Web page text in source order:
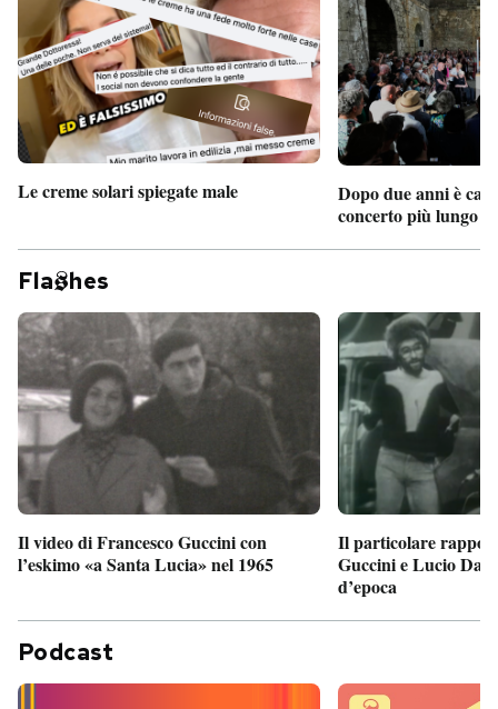
Le creme solari spiegate male
Dopo due anni è
concerto più lungo
Fla hes
Il video di Francesco Guccini con
l’eskimo «a Santa Lucia» nel 1965
Il particolare
Guccini e Lucio
d’epoca
Podcast